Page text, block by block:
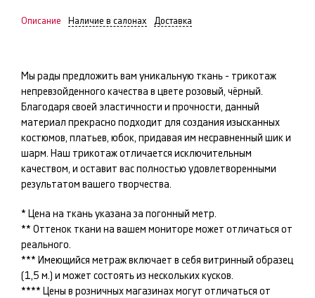
Описание Наличие в салонах Доставка
Мы рады предложить вам уникальную ткань - трикотаж
непревзойденного качества в цвете розовый, чёрный.
Благодаря своей эластичности и прочности, данный
материал прекрасно подходит для создания изысканных
костюмов, платьев, юбок, придавая им несравненный шик и
шарм. Наш трикотаж отличается исключительным
качеством, и оставит вас полностью удовлетворенными
результатом вашего творчества.
* Цена на ткань указана за погонный метр.
** Оттенок ткани на вашем мониторе может отличаться от
реального.
*** Имеющийся метраж включает в себя витринный образец
(1,5 м.) и может состоять из нескольких кусков.
**** Цены в розничных магазинах могут отличаться от